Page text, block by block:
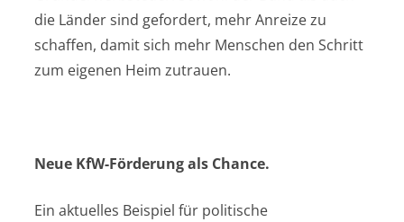
die Länder sind gefordert, mehr Anreize zu
schaffen, damit sich mehr Menschen den Schritt
zum eigenen Heim zutrauen.
Neue KfW-Förderung als Chance.
Ein aktuelles Beispiel für politische